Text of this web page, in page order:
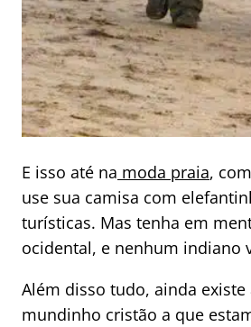
E isso até na moda praia,
use sua camisa com
turísticas. Mas tenha em
ocidental, e nenhum indiano
Além disso tudo, ainda
mundinho cristão a que